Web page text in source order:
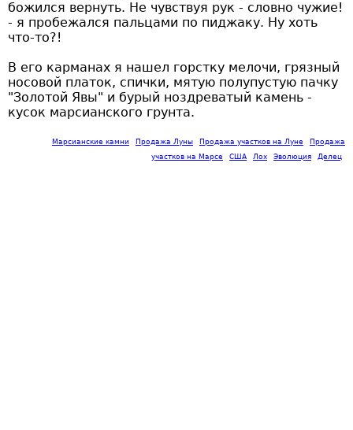
божился вернуть. Не чувствуя рук - словно чужие!
- я пробежался пальцами по пиджаку. Ну хоть
что-то?!
В его карманах я нашел горстку мелочи, грязный
носовой платок, спички, мятую полупустую пачку
"Золотой Явы" и бурый ноздреватый камень -
кусок марсианского грунта.
Марсианские камни Продажа Луны Продажа участков на Луне
Продажа
участков на Марсе
США Лох Эволюция Делец